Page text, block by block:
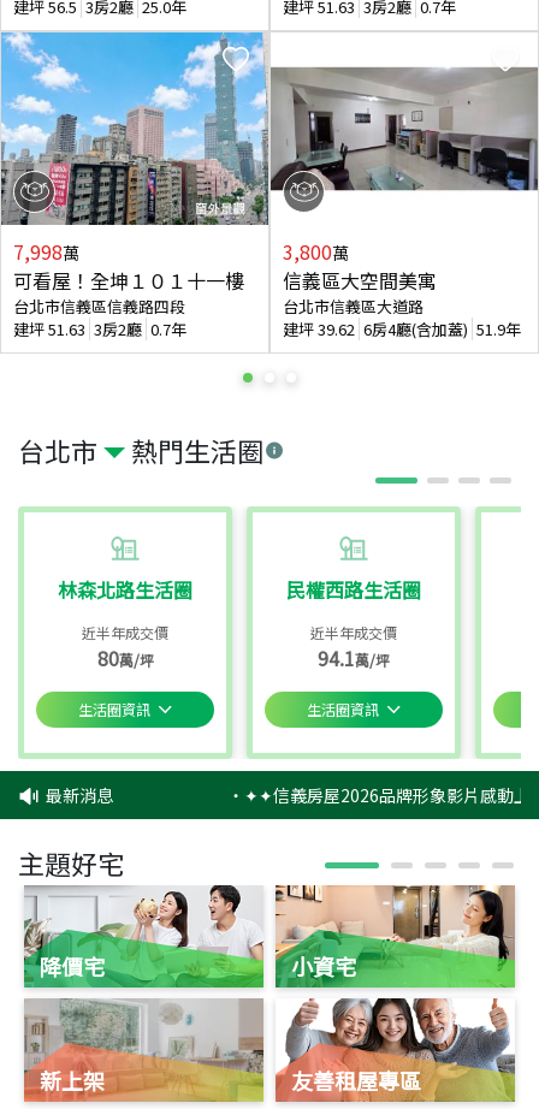
台北市 熱門生活圈
林森北路生活圈
近半年成交價
80萬/坪
生活圈資訊
民權西路生活圈
近半年成交價
94.1萬/坪
生活圈資訊
建坪56.5 3房2廳 25.0年
7,998萬
可看屋！全坤１０１十一樓
台北市信義區信義路四段
建坪51.63 3房2廳 0.7年
建坪51.63 3房2廳 0.7年
3,800萬
信義區大空間美寓
台北市信義區大道路
建坪39.62 6房4廳(含加蓋) 51.9年
最新消息 ‧✦✦信義房屋2026品牌形象影片感動上
主題好宅
降價宅
新上架
小資宅
友善租屋專區